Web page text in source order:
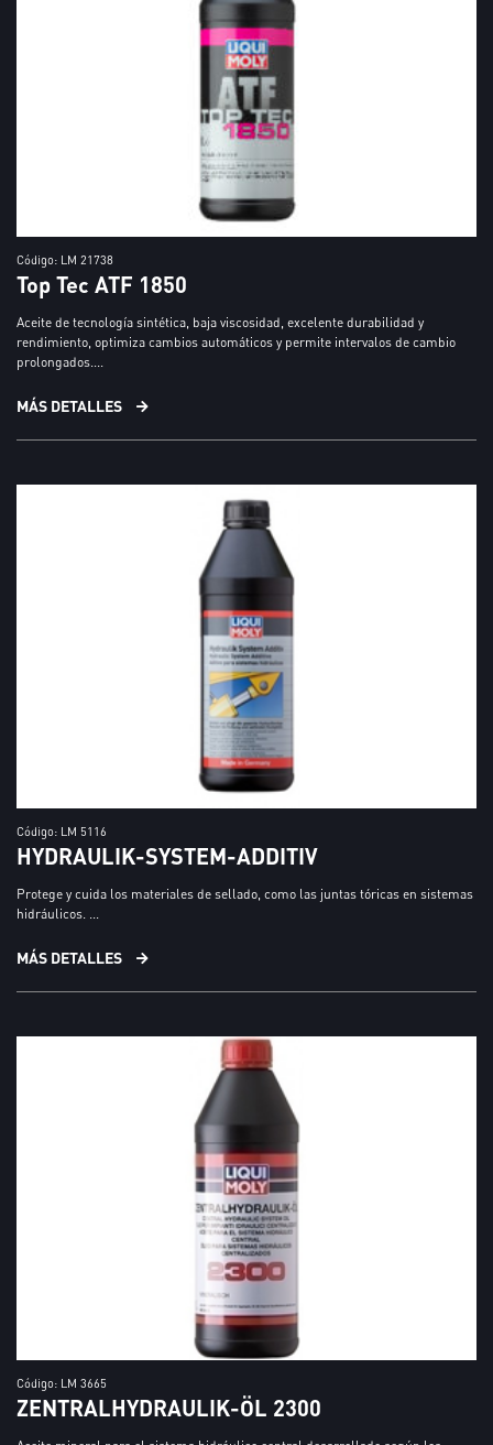
Código: LM 21738
Top Tec ATF 1850
Aceite de tecnología sintética, baja viscosidad, excelente durabilidad y
rendimiento, optimiza cambios automáticos y permite intervalos de cambio
prolongados....
MÁS DETALLES
Código: LM 5116
HYDRAULIK-SYSTEM-ADDITIV
Protege y cuida los materiales de sellado, como las juntas tóricas en sistemas
hidráulicos. ...
MÁS DETALLES
Código: LM 3665
ZENTRALHYDRAULIK-ÖL 2300